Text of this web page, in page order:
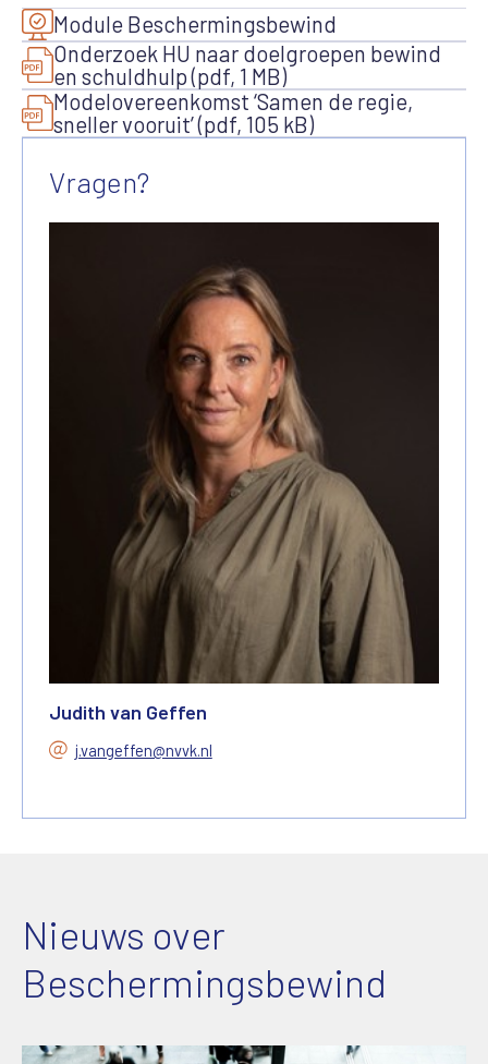
Module Beschermingsbewind
Onderzoek HU naar doelgroepen bewind
en schuldhulp (pdf, 1 MB)
Modelovereenkomst ‘Samen de regie,
sneller vooruit’ (pdf, 105 kB)
Vragen?
Judith van Geffen
j.vangeffen@nvvk.nl
Nieuws over
Beschermingsbewind